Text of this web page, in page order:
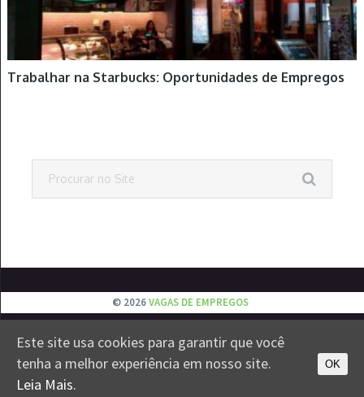
Trabalhar na Starbucks: Oportunidades de Empregos
© 2026VAGAS DE EMPREGOS
EMPREGOS JOVEM APRENDIZ ESTÁGIOS
VESTIBULAR
CONTATO
PRIVACIDADE
Este site usa cookies para garantir que você
tenha a melhor experiência em nosso site.
Leia Mais.
OK